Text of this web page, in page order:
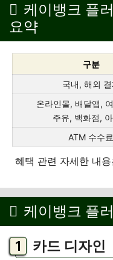
케이뱅크 플
요약
구분
국내, 해외 결
온라인몰, 배달앱,
주유, 백화점,
ATM 수수료
혜택 관련 자세한 내
케이뱅크 플
카드 디자인